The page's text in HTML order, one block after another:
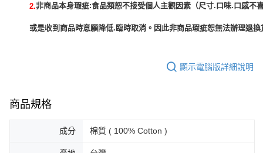
2.非商品本身瑕疵:食品類恕不接受個人主觀因素（尺寸.口味.口感不
或是收到商品時意願降低.臨時取消。因此非商品瑕疵恕無法辦理退
顯示電腦版詳細說明
商品規格
成分 棉質 ( 100% Cotton )